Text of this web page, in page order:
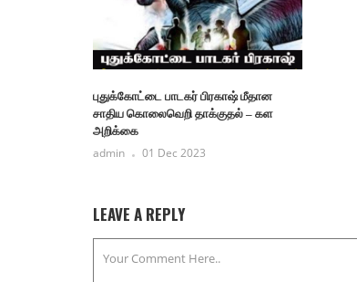
புதுக்கோட்டை பாடகர் பிரகாஷ் மீதான
சாதிய கொலைவெறி தாக்குதல் – கள
அறிக்கை
admin 01 Dec 2023
LEAVE A REPLY